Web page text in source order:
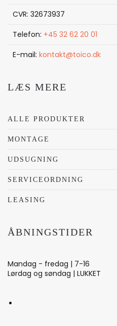
CVR: 32673937
Telefon: +45 32 62 20 01
E-mail: kontakt@toico.dk
LÆS MERE
ALLE PRODUKTER
MONTAGE
UDSUGNING
SERVICEORDNING
LEASING
ÅBNINGSTIDER
Mandag - fredag | 7-16
Lørdag og søndag | LUKKET